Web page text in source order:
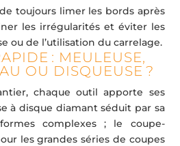
toujours limer les bords après
les irrégularités et éviter les
ou de l’utilisation du carrelage.
: MEULEUSE,
OU DISQUEUSE ?
chaque outil apporte ses
à disque diamant séduit par sa
complexes ; le coupe-
les grandes séries de coupes